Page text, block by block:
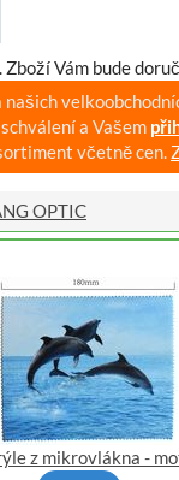
. Zboží Vám bude
našich
schválení a Vašem
včetně cen.
OPTIC
z mikrovlákna -